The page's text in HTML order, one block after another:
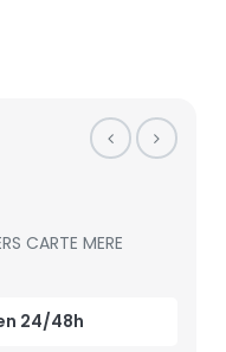
CARTE MERE
24/48h